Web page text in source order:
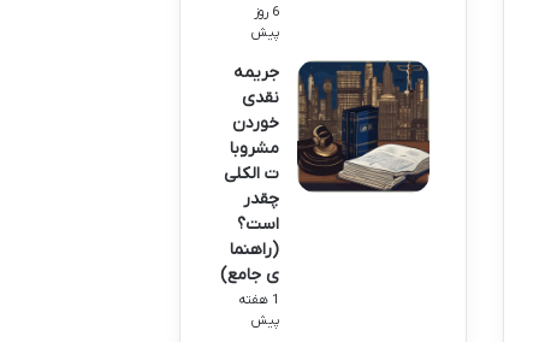
6 روز
پیش
جریمه
نقدی
خوردن
مشروبا
ت الکلی
چقدر
است؟
(راهنما
ی جامع)
1 هفته
پیش